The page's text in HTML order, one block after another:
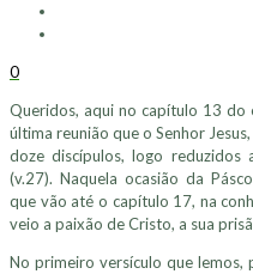
0
Queridos, aqui no capítulo 13 do
última reunião que o Senhor
doze discípulos, logo
(v.27). Naquela ocasião da
que vão até o capítulo 17, na
veio a paixão de Cristo, a sua
No primeiro versículo que lemos,